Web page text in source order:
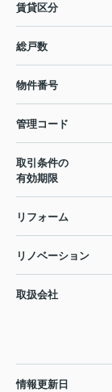
賃貸区分
総戸数
物件番号
管理コード
取引条件の
有効期限
リフォーム
リノベーション
取扱会社
情報更新日